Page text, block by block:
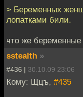
> Беременных
лопатками били.
что же
sstealth »
#436 | 30.10.09 23:06
Кому: Щцъ, #435